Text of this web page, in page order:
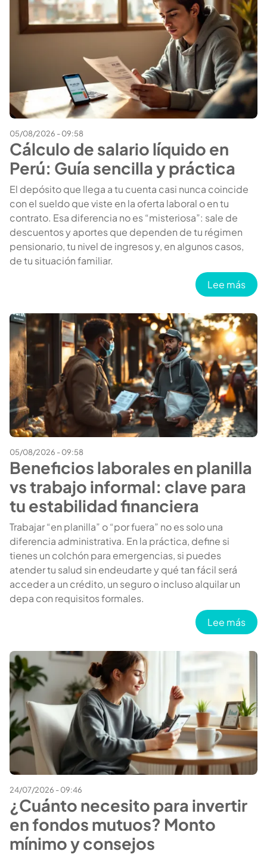
05/08/2026 - 09:58
Cálculo de salario líquido en
Perú: Guía sencilla y práctica
El depósito que llega a tu cuenta casi nunca coincide
con el sueldo que viste en la oferta laboral o en tu
contrato. Esa diferencia no es “misteriosa”: sale de
descuentos y aportes que dependen de tu régimen
pensionario, tu nivel de ingresos y, en algunos casos,
de tu situación familiar.
Lee más
05/08/2026 - 09:58
Beneficios laborales en planilla
vs trabajo informal: clave para
tu estabilidad financiera
Trabajar “en planilla” o “por fuera” no es solo una
diferencia administrativa. En la práctica, define si
tienes un colchón para emergencias, si puedes
atender tu salud sin endeudarte y qué tan fácil será
acceder a un crédito, un seguro o incluso alquilar un
depa con requisitos formales.
Lee más
24/07/2026 - 09:46
¿Cuánto necesito para invertir
en fondos mutuos? Monto
mínimo y consejos